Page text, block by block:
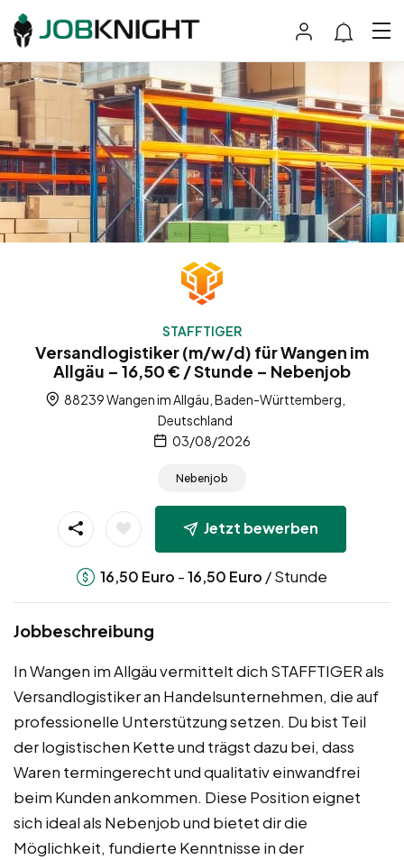
STAFFTIGER
Versandlogistiker (m/w/d) für Wangen im
Allgäu – 16,50 € / Stunde – Nebenjob
88239 Wangen im Allgäu, Baden-Württemberg,
Deutschland
03/08/2026
Nebenjob
Jetzt bewerben
16,50 Euro -16,50 Euro / Stunde
Jobbeschreibung
In Wangen im Allgäu vermittelt dich STAFFTIGER als
Versandlogistiker an Handelsunternehmen, die auf
professionelle Unterstützung setzen. Du bist Teil
der logistischen Kette und trägst dazu bei, dass
Waren termingerecht und qualitativ einwandfrei
beim Kunden ankommen. Diese Position eignet
sich ideal als Nebenjob und bietet dir die
Möglichkeit, fundierte Kenntnisse in der